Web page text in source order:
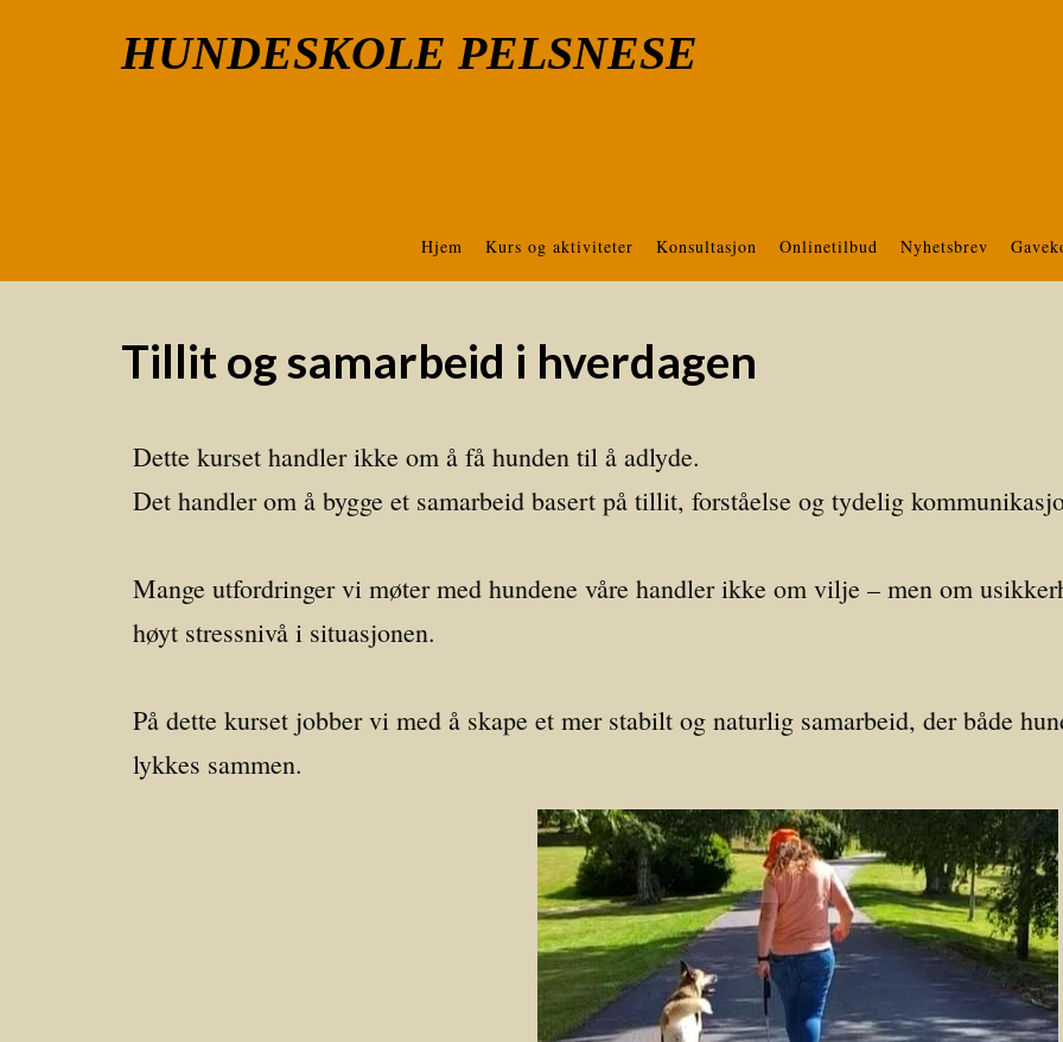
HUNDESKOLE PELSNESE
Hjem Kurs og aktiviteter Konsultasjon Onlinetilbud Nyhetsbrev
Tillit og samarbeid i hverdagen
Dette kurset handler ikke om å få hunden til å adlyde.
Det handler om å bygge et samarbeid basert på tillit, forståelse og tydelig
Mange utfordringer vi møter med hundene våre handler ikke om vilje – men om
høyt stressnivå i situasjonen.
På dette kurset jobber vi med å skape et mer stabilt og naturlig samarbeid, der både
lykkes sammen.